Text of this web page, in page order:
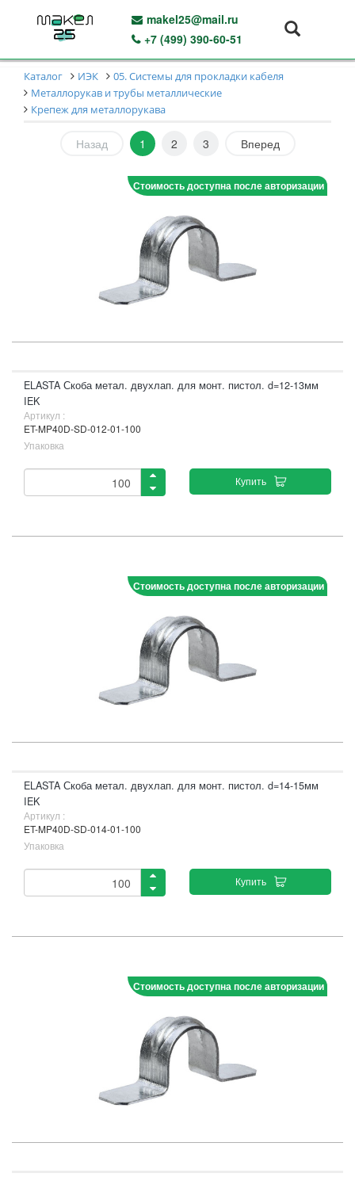
makel25@mail.ru
+7 (499) 390-60-51
Каталог ИЭК
05. Системы для прокладки кабеля
Металлорукав и трубы металлические
Крепеж для металлорукава
Назад 1 2 3 Вперед
Стоимость доступна после авторизации
ELASTA Скоба метал. двухлап. для монт. пистол. d=12-13мм
IEK
Артикул :
ET-MP40D-SD-012-01-100
Упаковка
Купить
Стоимость доступна после авторизации
ELASTA Скоба метал. двухлап. для монт. пистол. d=14-15мм
IEK
Артикул :
ET-MP40D-SD-014-01-100
Упаковка
Купить
Стоимость доступна после авторизации